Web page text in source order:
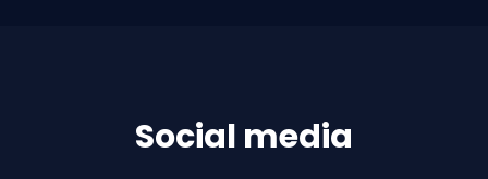
Social media